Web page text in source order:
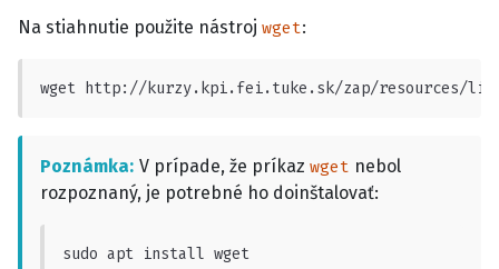
Na stiahnutie použite nástroj wget:
wget http://kurzy.kpi.fei.tuke.sk/zap/resources/
Poznámka V prípade, že príkaz wget nebol
rozpoznaný, je potrebné ho doinštalovať:
sudo apt install wget